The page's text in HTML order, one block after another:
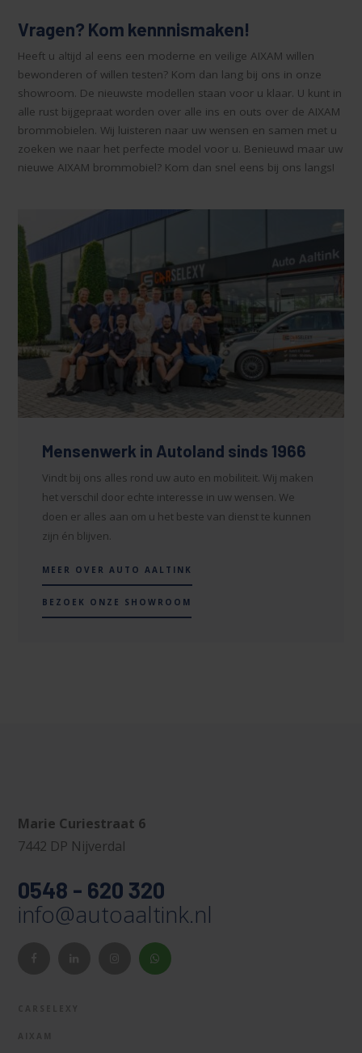
Vragen? Kom kennnismaken!
Heeft u altijd al eens een moderne en veilige AIXAM willen
bewonderen of willen testen? Kom dan lang bij ons in onze
showroom. De nieuwste modellen staan voor u klaar. U kunt in
alle rust bijgepraat worden over alle ins en outs over de AIXAM
brommobielen. Wij luisteren naar uw wensen en samen met u
zoeken we naar het perfecte model voor u. Benieuwd maar uw
nieuwe AIXAM brommobiel? Kom dan snel eens bij ons langs!
Mensenwerk in Autoland sinds 1966
Vindt bij ons alles rond uw auto en mobiliteit. Wij maken
het verschil door echte interesse in uw wensen. We
doen er alles aan om u het beste van dienst te kunnen
zijn én blijven.
MEER OVER AUTO AALTINK
BEZOEK ONZE SHOWROOM
Marie Curiestraat 6
7442 DP Nijverdal
0548 - 620 320
info@autoaaltink.nl